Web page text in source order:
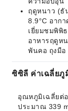
ฤดูหนาว (ธั
8.9°C อาก
เยี่ยมชมพิพิ
อาหารฤดูห
พันคอ ถุงมือ
ซิซิลี ค่าเฉลี่ยภู
อุณหภูมิเฉลี่ยต่
ประมาณ 339